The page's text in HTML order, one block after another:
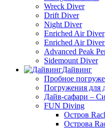
Wreck Diver
Drift Diver
Night Diver
Enriched Air Diver
Enriched Air Diver
Advanced Peak
Sidemount Diver
Дайвинг
Пробное
Погружения для
Дайв-сафари –
FUN Diving
Остров
Острова